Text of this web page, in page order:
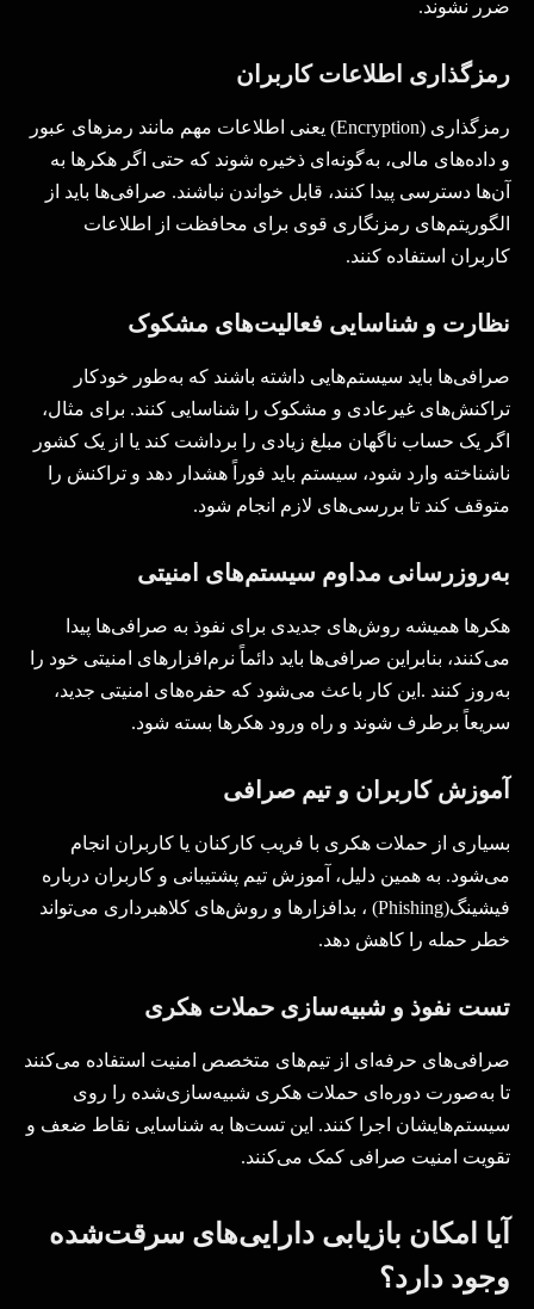
ضرر نشوند.
رمزگذاری اطلاعات کاربران
رمزگذاری (Encryption) یعنی اطلاعات مهم مانند رمزهای عبور
و داده‌های مالی، به‌گونه‌ای ذخیره شوند که حتی اگر هکرها به
آن‌ها دسترسی پیدا کنند، قابل خواندن نباشند. صرافی‌ها باید از
الگوریتم‌های رمزنگاری قوی برای محافظت از اطلاعات
کاربران استفاده کنند.
نظارت و شناسایی فعالیت‌های مشکوک
صرافی‌ها باید سیستم‌هایی داشته باشند که به‌طور خودکار
تراکنش‌های غیرعادی و مشکوک را شناسایی کنند. برای مثال،
اگر یک حساب ناگهان مبلغ زیادی را برداشت کند یا از یک کشور
ناشناخته وارد شود، سیستم باید فوراً هشدار دهد و تراکنش را
متوقف کند تا بررسی‌های لازم انجام شود.
به‌روزرسانی مداوم سیستم‌های امنیتی
هکرها همیشه روش‌های جدیدی برای نفوذ به صرافی‌ها پیدا
می‌کنند، بنابراین صرافی‌ها باید دائماً نرم‌افزارهای امنیتی خود را
به‌روز کنند . این کار باعث می‌شود که حفره‌های امنیتی جدید،
سریعاً برطرف شوند و راه ورود هکرها بسته شود.
آموزش کاربران و تیم صرافی
بسیاری از حملات هکری با فریب کارکنان یا کاربران انجام
می‌شود. به همین دلیل، آموزش تیم پشتیبانی و کاربران درباره
فیشینگ(Phishing) ، بدافزارها و روش‌های کلاهبرداری می‌تواند
خطر حمله را کاهش دهد.
تست نفوذ و شبیه‌سازی حملات هکری
صرافی‌های حرفه‌ای از تیم‌های متخصص امنیت استفاده می‌کنند
تا به‌صورت دوره‌ای حملات هکری شبیه‌سازی‌شده را روی
سیستم‌هایشان اجرا کنند. این تست‌ها به شناسایی نقاط ضعف و
تقویت امنیت صرافی کمک می‌کنند.
آیا امکان بازیابی دارایی‌های سرقت‌شده
وجود دارد؟